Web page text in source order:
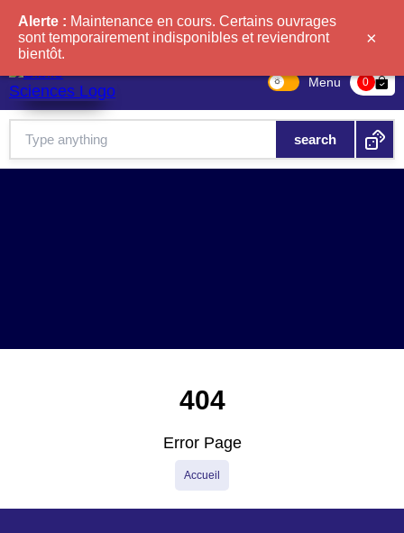
Menu 0 bag-check
Alerte : Maintenance en cours. Certains ouvrages
sont temporairement indisponibles et reviendront
bientôt.
×
404
Error Page
Accueil